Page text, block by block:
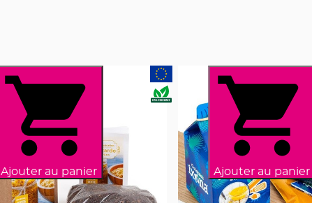
Ajouter au panier Ajouter au panier